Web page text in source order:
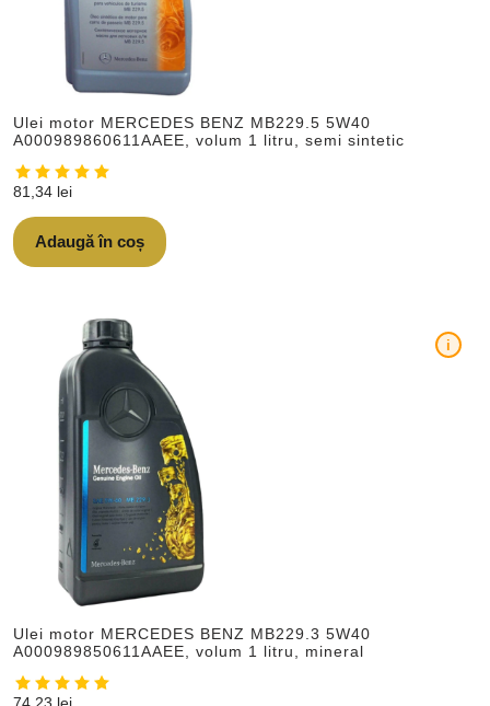
Ulei motor MERCEDES BENZ MB229.5 5W40
A000989860611AAEE, volum 1 litru, semi sintetic
81,34 lei
Adaugă în coș
Ulei motor MERCEDES BENZ MB229.3 5W40
A000989850611AAEE, volum 1 litru, mineral
i